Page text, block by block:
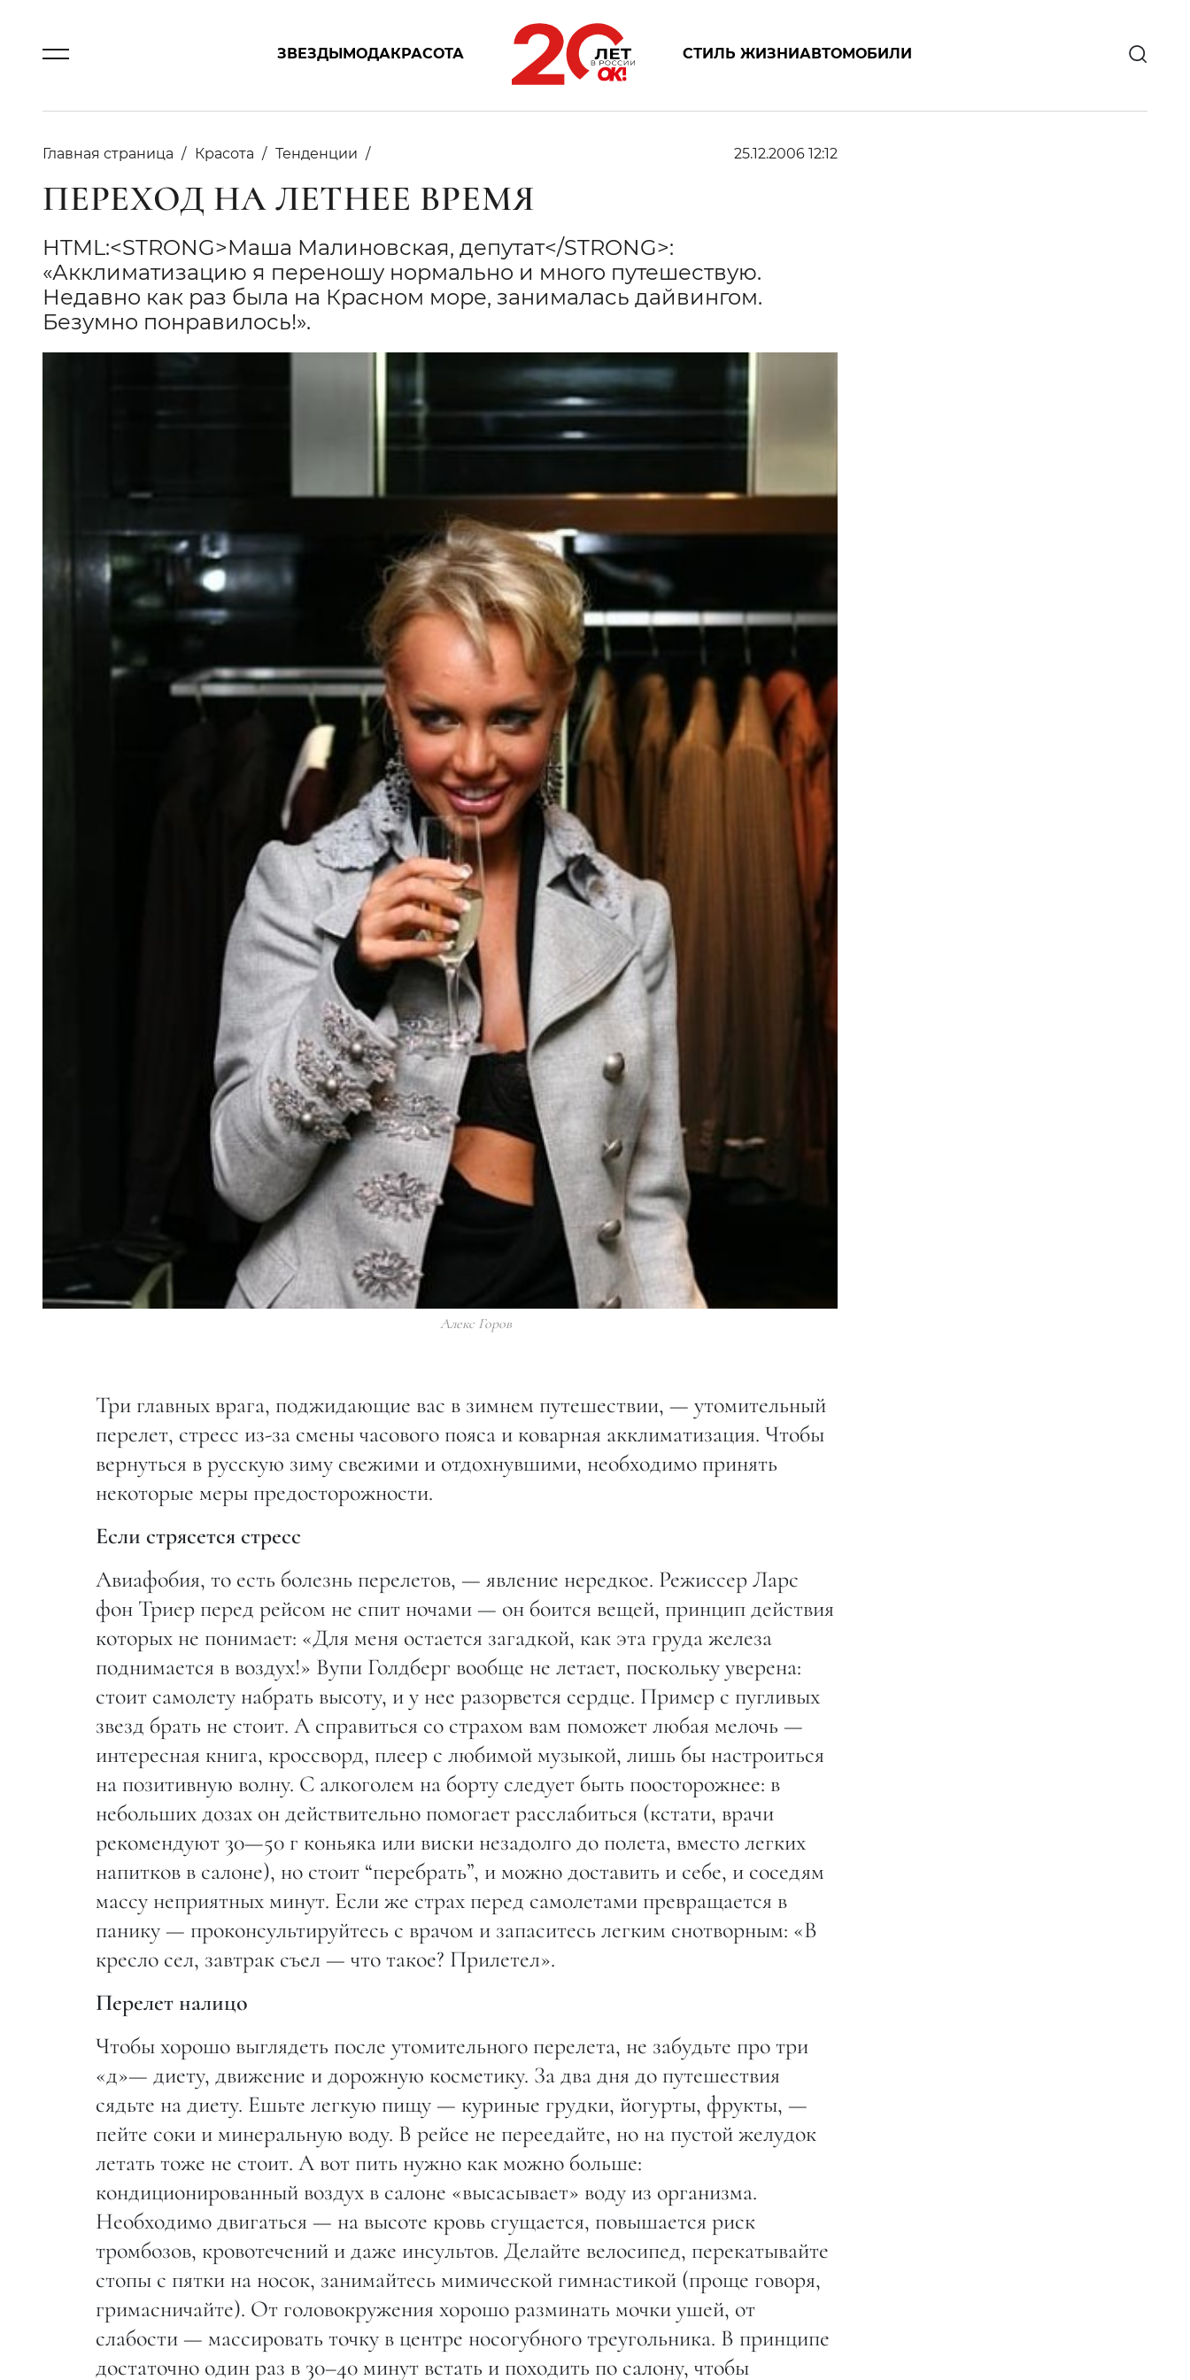
ЗВЕЗДЫМОДАКРАСОТА СТИЛЬ ЖИЗНИАВТОМОБИЛИ
Главная страница Красота Тенденции 25.12.2006 12:12
ПЕРЕХОД НА ЛЕТНЕЕ ВРЕМЯ
HTML:<STRONG>Маша Малиновская, депутат</STRONG>:
«Акклиматизацию я переношу нормально и много путешествую.
Недавно как раз была на Красном море, занималась дайвингом.
Безумно понравилось!».
Алекс Горов
Три главных врага, поджидающие вас в зимнем путешествии, — утомительный
перелет, стресс из-за смены часового пояса и коварная акклиматизация. Чтобы
вернуться в русскую зиму свежими и отдохнувшими, необходимо принять
некоторые меры предосторожности.
Если стрясется стресс
Авиафобия, то есть болезнь перелетов, — явление нередкое. Режиссер Ларс
фон Триер перед рейсом не спит ночами — он боится вещей, принцип действия
которых не понимает: «Для меня остается загадкой, как эта груда железа
поднимается в воздух!» Вупи Голдберг вообще не летает, поскольку уверена:
стоит самолету набрать высоту, и у нее разорвется сердце. Пример с пугливых
звезд брать не стоит. А справиться со страхом вам поможет любая мелочь —
интересная книга, кроссворд, плеер с любимой музыкой, лишь бы настроиться
на позитивную волну. С алкоголем на борту следует быть поосторожнее: в
небольших дозах он действительно помогает расслабиться (кстати, врачи
рекомендуют 30—50 г коньяка или виски незадолго до полета, вместо легких
напитков в салоне), но стоит “перебрать”, и можно доставить и себе, и соседям
массу неприятных минут. Если же страх перед самолетами превращается в
панику — проконсультируйтесь с врачом и запаситесь легким снотворным: «В
кресло сел, завтрак съел — что такое? Прилетел».
Перелет налицо
Чтобы хорошо выглядеть после утомительного перелета, не забудьте про три
«д»— диету, движение и дорожную косметику. За два дня до путешествия
сядьте на диету. Ешьте легкую пищу — куриные грудки, йогурты, фрукты, —
пейте соки и минеральную воду. В рейсе не переедайте, но на пустой желудок
летать тоже не стоит. А вот пить нужно как можно больше:
кондиционированный воздух в салоне «высасывает» воду из организма.
Необходимо двигаться — на высоте кровь сгущается, повышается риск
тромбозов, кровотечений и даже инсультов. Делайте велосипед, перекатывайте
стопы с пятки на носок, занимайтесь мимической гимнастикой (проще говоря,
гримасничайте). От головокружения хорошо разминать мочки ушей, от
слабости — массировать точку в центре носогубного треугольника. В принципе
достаточно один раз в 30–40 минут встать и походить по салону, чтобы